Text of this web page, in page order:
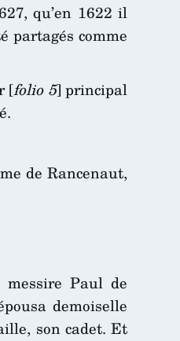
qu’en 1622 il
partagés comme
[folio 5] principal
de Rancenaut,
Paul de
demoiselle
son cadet. Et